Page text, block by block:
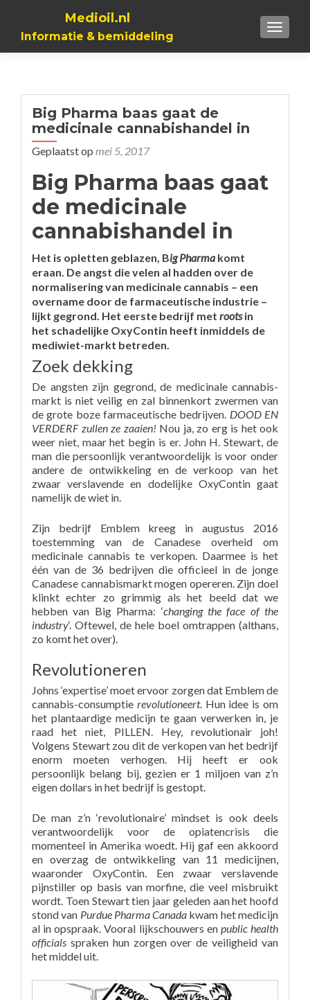
Medioil.nl
Informatie & bemiddeling
Big Pharma baas gaat de
medicinale cannabishandel in
Geplaatst op mei 5, 2017
Big Pharma baas gaat
de medicinale
cannabishandel in
Het is opletten geblazen, Big Pharma komt
eraan. De angst die velen al hadden over de
normalisering van medicinale cannabis – een
overname door de farmaceutische industrie –
lijkt gegrond. Het eerste bedrijf met rootsin
het schadelijke OxyContin heeft inmiddels de
mediwiet-markt betreden.
Zoek dekking
De angsten zijn gegrond, de medicinale cannabis-
markt is niet veilig en zal binnenkort zwermen van
de grote boze farmaceutische bedrijven. DOOD EN
VERDERF zullen ze zaaien! Nou ja, zo erg is het ook
weer niet, maar het begin is er. John H. Stewart, de
man die persoonlijk verantwoordelijk is voor onder
andere de ontwikkeling en de verkoop van het
zwaar verslavende en dodelijke OxyContin gaat
namelijk de wiet in.
Zijn bedrijf Emblem kreeg in augustus 2016
toestemming van de Canadese overheid om
medicinale cannabis te verkopen. Daarmee is het
één van de 36 bedrijven die officieel in de jonge
Canadese cannabismarkt mogen opereren. Zijn doel
klinkt echter zo grimmig als het beeld dat we
hebben van Big Pharma: ‘changing the face of the
industry‘. Oftewel, de hele boel omtrappen (althans,
zo komt het over).
Revolutioneren
Johns ‘expertise’ moet ervoor zorgen dat Emblem de
cannabis-consumptie revolutioneert. Hun idee is om
het plantaardige medicijn te gaan verwerken in, je
raad het niet, PILLEN. Hey, revolutionair joh!
Volgens Stewart zou dit de verkopen van het bedrijf
enorm moeten verhogen. Hij heeft er ook
persoonlijk belang bij, gezien er 1 miljoen van z’n
eigen dollars in het bedrijf is gestopt.
De man z’n ‘revolutionaire’ mindset is ook deels
verantwoordelijk voor de opiatencrisis die
momenteel in Amerika woedt. Hij gaf een akkoord
en overzag de ontwikkeling van 11 medicijnen,
waaronder OxyContin. Een zwaar verslavende
pijnstiller op basis van morfine, die veel misbruikt
wordt. Toen Stewart tien jaar geleden aan het hoofd
stond van Purdue Pharma Canada kwam het medicijn
al in opspraak. Vooral lijkschouwers en public health
officials spraken hun zorgen over de veiligheid van
het middel uit.